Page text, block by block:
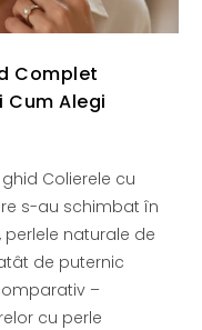
Complet
Cum Alegi
Colierele cu
s-au schimbat în
perlele naturale de
de puternic
–
cu perle